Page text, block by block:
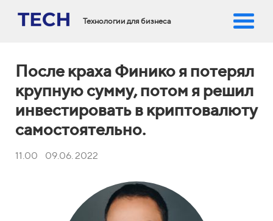
Технологии для бизнеса
После краха Финико я потерял
крупную сумму, потом я решил
инвестировать в криптовалюту
самостоятельно.
11.00 09.06. 2022